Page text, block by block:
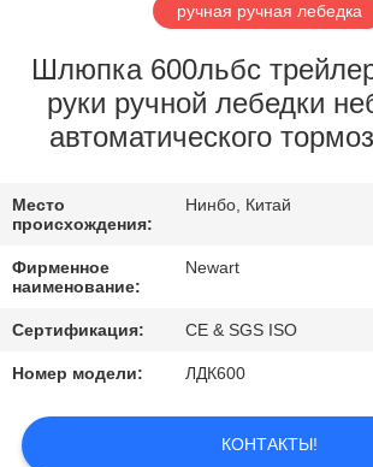
ФАБРИКА
КАЧЕСТВО
СВЯЗАТЬСЯ
С
НАМИ
СПРОСИТЕ
ЦИТАТУ
ручная ручная лебедка
Шлюпка 600льбс
руки ручной лебедки
автоматического
Место
происхождения:
Нинбо, Китай
Фирменное
наименование:
Newart
Сертификация: CE & SGS ISO
Номер модели: ЛДК600
КОНТАКТЫ!